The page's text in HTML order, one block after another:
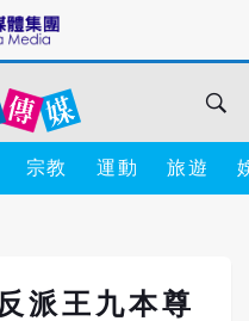
宗教 運動 旅遊
派王九本尊